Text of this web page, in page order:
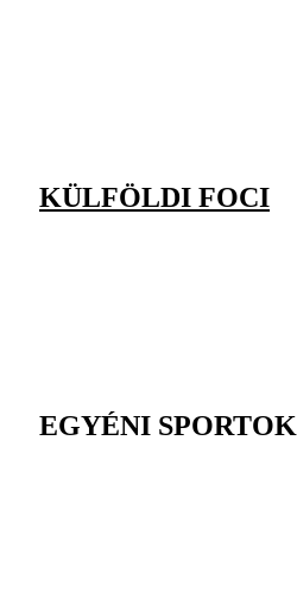
KÜLFÖLDI FOCI
EGYÉNI SPORTOK